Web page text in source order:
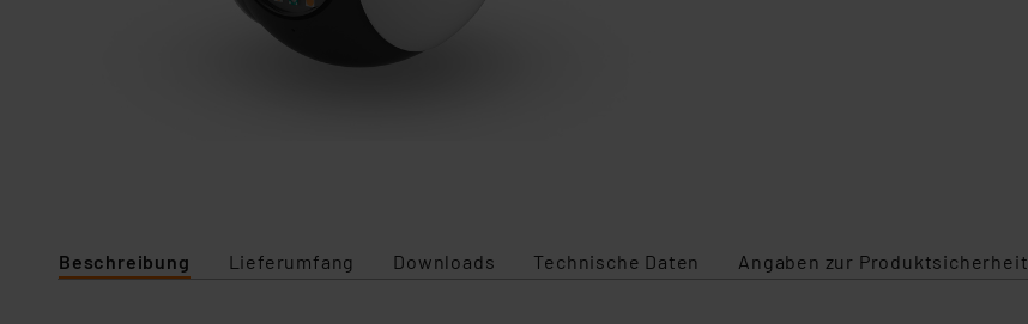
Beschreibung Lieferumfang Downloads Technische Daten Angaben zur Produktsicherheit